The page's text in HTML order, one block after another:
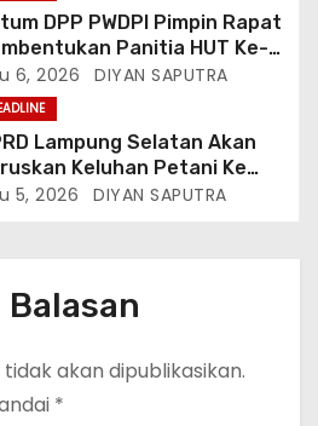
DPP PWDPI Pimpin Rapat
Panitia HUT Ke-4,
Susunan Dan Rangkaian
6, 2026 DIYAN SAPUTRA
Lampung Selatan Akan
Keluhan Petani Ke
Terkait, Minta Audit
5, 2026 DIYAN SAPUTRA
akan dipublikasikan.
*